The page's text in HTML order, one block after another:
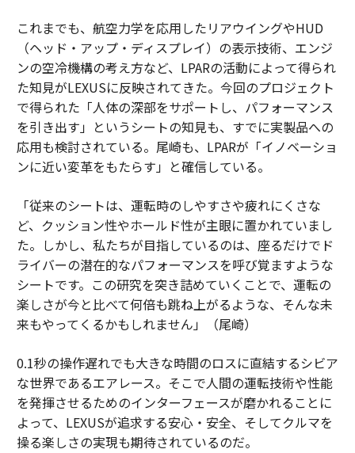
これまでも、航空力学を応用したリアウイングやHUD
（ヘッド・アップ・ディスプレイ）の表示技術、エンジ
ンの空冷機構の考え方など、LPARの活動によって得られ
た知見がLEXUSに反映されてきた。今回のプロジェクト
で得られた「人体の深部をサポートし、パフォーマンス
を引き出す」というシートの知見も、すでに実製品への
応用も検討されている。尾崎も、LPARが「イノベーショ
ンに近い変革をもたらす」と確信している。
「従来のシートは、運転時のしやすさや疲れにくさな
ど、クッション性やホールド性が主眼に置かれていまし
た。しかし、私たちが目指しているのは、座るだけでド
ライバーの潜在的なパフォーマンスを呼び覚ますような
シートです。この研究を突き詰めていくことで、運転の
楽しさが今と比べて何倍も跳ね上がるような、そんな未
来もやってくるかもしれません」（尾崎）
0.1秒の操作遅れでも大きな時間のロスに直結するシビア
な世界であるエアレース。そこで人間の運転技術や性能
を発揮させるためのインターフェースが磨かれることに
よって、LEXUSが追求する安心・安全、そしてクルマを
操る楽しさの実現も期待されているのだ。